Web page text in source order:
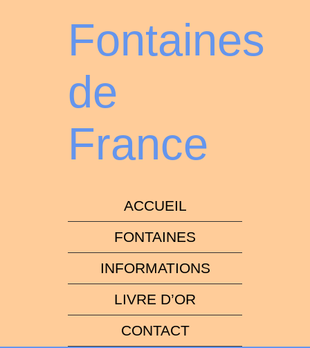
Fontaines
de
France
ACCUEIL
FONTAINES
INFORMATIONS
LIVRE D’OR
CONTACT